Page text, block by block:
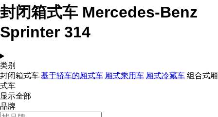
封闭箱式车 Mercedes-Benz
Sprinter 314
类别
封闭箱式车 基于轿车的厢式车 厢式乘用车 厢式冷藏车 组合式厢
式车
显示全部
品牌